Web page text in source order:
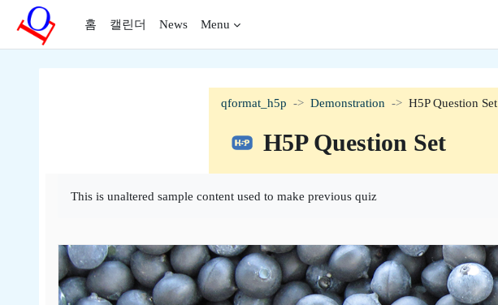
메인 콘텐츠로 건너뛰기
홈
캘린더 News Menu
qformat_h5p Demonstration H5P Question Set
H5P Question Set
This is unaltered sample content used to make previous quiz